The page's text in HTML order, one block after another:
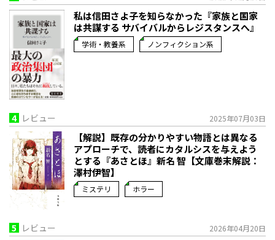
私は信田さよ子を知らなかった『家族と国家
は共謀する サバイバルからレジスタンスへ』
学術・教養系 ノンフィクション系
4 レビュー 2025年07月03日
【解説】既存の分かりやすい物語とは異なる
アプローチで、読者にカタルシスを与えよう
とする――『あさとほ』新名 智【文庫巻末解説：
澤村伊智】
ミステリ ホラー
5 レビュー 2026年04月20日